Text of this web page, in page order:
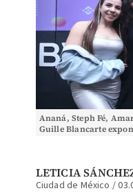
Ananá, Steph Fé,
Guille Blancarte
LETICIA
Ciudad de México /